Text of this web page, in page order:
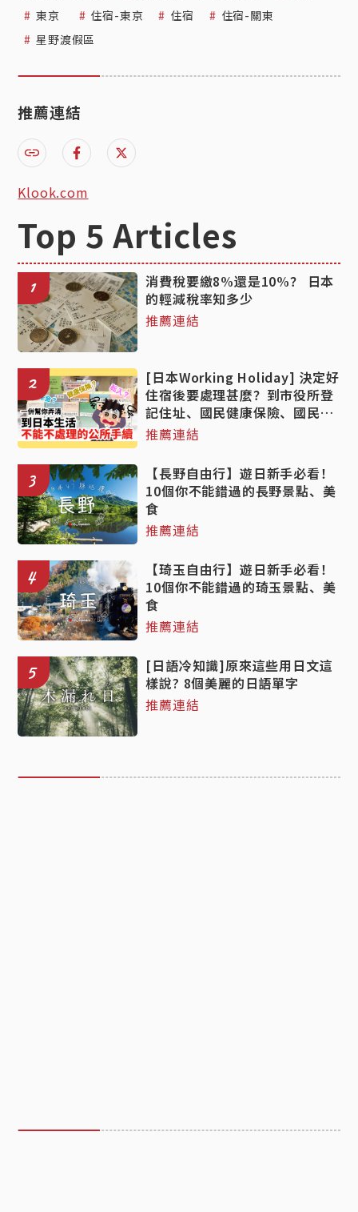
東京
住宿-東京 住宿
住宿-關東
星野渡假區
推薦連結
Klook.com
Top 5 Articles
1
消費稅要繳8%還是10%？ 日本
的輕減稅率知多少
推薦連結
2
[日本Working Holiday] 決定好
住宿後要處理甚麼？到市役所登
記住址、國民健康保險、國民年
金手續的詳細教學！
推薦連結
3
【長野自由行】遊日新手必看！
10個你不能錯過的長野景點、美
食
推薦連結
4
【琦玉自由行】遊日新手必看！
10個你不能錯過的琦玉景點、美
食
推薦連結
5
[日語冷知識]原來這些用日文這
樣說? 8個美麗的日語單字
推薦連結